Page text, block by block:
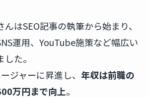
はSEO記事の執筆から始まり、
運用、YouTube施策など幅広い
た。
ジャーに昇進し、 年収は前職の
万円まで向上。